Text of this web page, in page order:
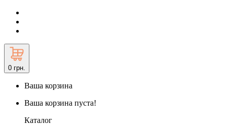
0 грн.
Ваша корзина
Ваша корзина пуста!
Каталог